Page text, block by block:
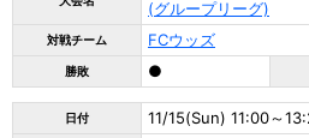
(グループリーグ)
対戦チーム FCウッズ
勝敗 ●
日付 11/15(Sun) 11:00～